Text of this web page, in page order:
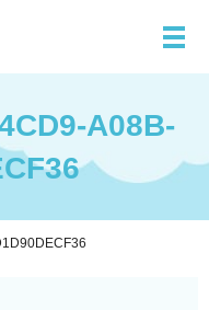
メ
A08B-